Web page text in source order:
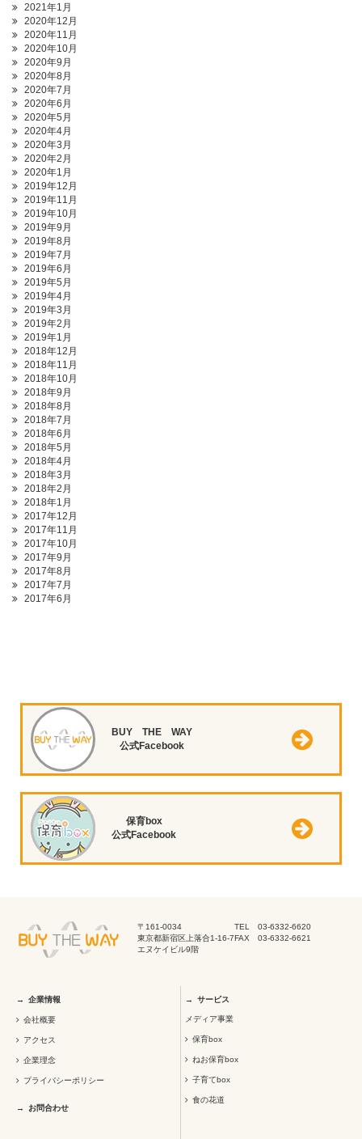
2021年1月
2020年12月
2020年11月
2020年10月
2020年9月
2020年8月
2020年7月
2020年6月
2020年5月
2020年4月
2020年3月
2020年2月
2020年1月
2019年12月
2019年11月
2019年10月
2019年9月
2019年8月
2019年7月
2019年6月
2019年5月
2019年4月
2019年3月
2019年2月
2019年1月
2018年12月
2018年11月
2018年10月
2018年9月
2018年8月
2018年7月
2018年6月
2018年5月
2018年4月
2018年3月
2018年2月
2018年1月
2017年12月
2017年11月
2017年10月
2017年9月
2017年8月
2017年7月
2017年6月
BUY THE WAY
公式Facebook
保育box
公式Facebook
〒161-0034
東京都新宿区上落合1-16-7
エヌケイビル9階
TEL 03-6332-6620
FAX 03-6332-6621
企業情報
会社概要
アクセス
企業理念
プライバシーポリシー
お問合わせ
サービス
メディア事業
保育box
ねお保育box
子育てbox
食の花道